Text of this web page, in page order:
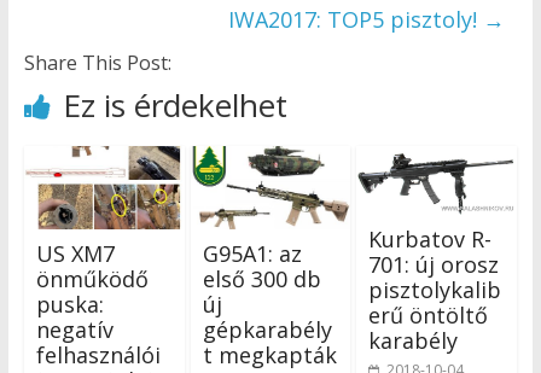
IWA2017: TOP5 pisztoly! →
Share This Post:
Ez is érdekelhet
US XM7
önműködő
puska:
negatív
felhasználói
G95A1: az
első 300 db
új
gépkarabély
t megkapták
Kurbatov R-
701: új orosz
pisztolykalib
erű öntöltő
karabély